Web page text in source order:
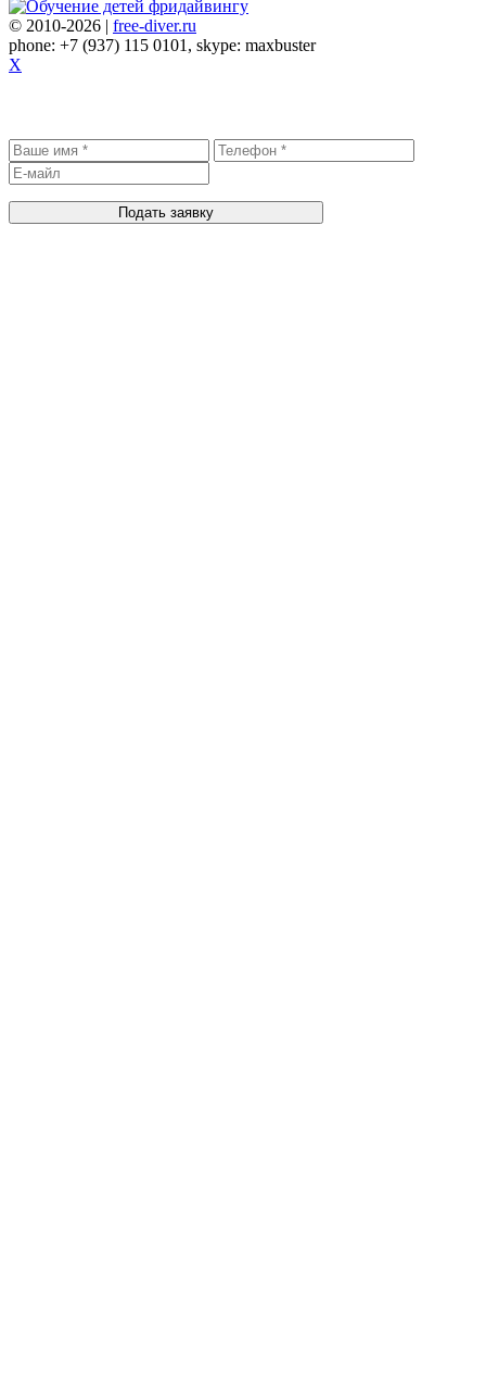
© 2010-2026 | free-diver.ru
phone: +7 (937) 115 0101, skype: maxbuster
X